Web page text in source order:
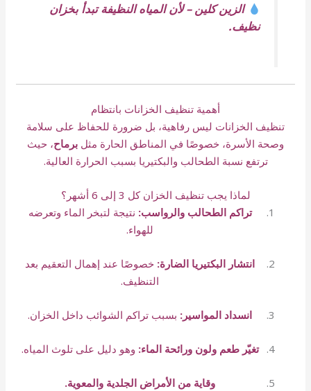
الزين كلين – لأن المياه النظيفة تبدأ بخزان
نظيف.
أهمية تنظيف الخزانات بانتظام
تنظيف الخزانات ليس رفاهية، بل ضرورة للحفاظ على سلامة
وصحة الأسرة، خصوصًا في المناطق الحارة مثل برماح، حيث
ترتفع نسبة الطحالب والبكتيريا بسبب الحرارة العالية.
لماذا يجب تنظيف الخزان كل 3 إلى 6 أشهر؟
تراكم الطحالب والرواسب: نتيجة لتبخر الماء وتعرضه
للهواء.
انتشار البكتيريا الضارة: خصوصًا عند إهمال التعقيم بعد
التنظيف.
انسداد المواسير: بسبب تراكم الشوائب داخل الخزان.
تغيّر طعم ولون ورائحة الماء: وهو دليل على تلوث المياه.
وقاية من الأمراض الجلدية والمعوية.